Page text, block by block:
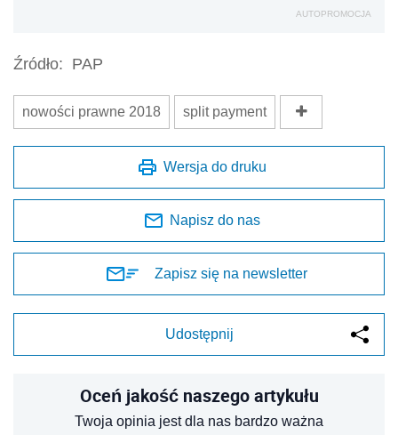
AUTOPROMOCJA
Źródło: PAP
nowości prawne 2018 split payment
Wersja do druku
Napisz do nas
Zapisz się na newsletter
Udostępnij
Oceń jakość naszego artykułu
Twoja opinia jest dla nas bardzo ważna